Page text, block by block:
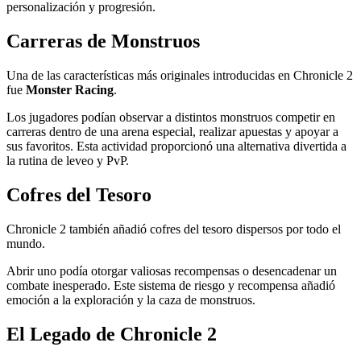
personalización y progresión.
Carreras de Monstruos
Una de las características más originales introducidas en Chronicle 2
fue Monster Racing.
Los jugadores podían observar a distintos monstruos competir en
carreras dentro de una arena especial, realizar apuestas y apoyar a
sus favoritos. Esta actividad proporcionó una alternativa divertida a
la rutina de leveo y PvP.
Cofres del Tesoro
Chronicle 2 también añadió cofres del tesoro dispersos por todo el
mundo.
Abrir uno podía otorgar valiosas recompensas o desencadenar un
combate inesperado. Este sistema de riesgo y recompensa añadió
emoción a la exploración y la caza de monstruos.
El Legado de Chronicle 2